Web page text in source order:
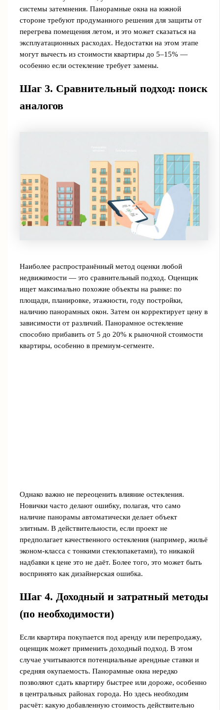
системы затемнения. Панорамные окна на южной
стороне требуют продуманного решения для защиты от
перегрева помещения летом, и это может сказаться на
эксплуатационных расходах. Недостатки на этом этапе
могут вычесть из стоимости квартиры до 5–15% —
особенно если остекление требует замены.
Шаг 3. Сравнительный подход: поиск
аналогов
Наиболее распространённый метод оценки любой
недвижимости — это сравнительный подход. Оценщик
ищет максимально похожие объекты на рынке: по
площади, планировке, этажности, году постройки,
наличию панорамных окон. Затем он корректирует цену в
зависимости от различий. Панорамное остекление
способно прибавить от 5 до 20% к рыночной стоимости
квартиры, особенно в премиум-сегменте.
Однако важно не переоценить влияние остекления.
Новички часто делают ошибку, полагая, что само
наличие панорамы автоматически делает объект
элитным. В действительности, если проект не
предполагает качественного остекления (например, жильё
эконом-класса с тонкими стеклопакетами), то никакой
надбавки к цене это не даёт. Более того, это может быть
воспринято как дизайнерская ошибка.
Шаг 4. Доходный и затратный методы
(по необходимости)
Если квартира покупается под аренду или перепродажу,
оценщик может применить доходный подход. В этом
случае учитываются потенциальные арендные ставки и
средняя окупаемость. Панорамные окна нередко
позволяют сдать квартиру быстрее или дороже, особенно
в центральных районах города. Но здесь необходим
расчёт: какую добавленную стоимость действительно